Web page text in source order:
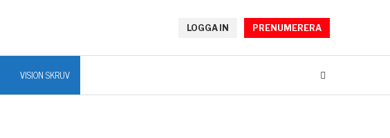
LOGGA IN PRENUMERERA
VISION SKRUV